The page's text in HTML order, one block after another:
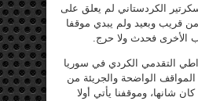
الكردستاني لم يعلق على
قريب وبعيد ولم يبدي موقفا
الأخرى فحدث ولا حرج.
التقدمي الكردي في سوريا
المواقف الواضحة والجريئة من
شانها، وموقفنا يأتي أولا